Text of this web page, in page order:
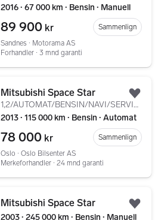
2016 ∙ 67 000 km ∙ Bensin ∙ Manuell
89 900 kr
Sammenlign
Sandnes ∙ Motorama AS
Forhandler ∙ 3 mnd garanti
Mitsubishi Space Star
1,2/AUTOMAT/BENSIN/NAVI/SERVICE/EU2027/KEYLESS GO/+++
2013 ∙ 115 000 km ∙ Bensin ∙ Automat
78 000 kr
Sammenlign
Oslo ∙ Oslo Bilsenter AS
Merkeforhandler ∙ 24 mnd garanti
Mitsubishi Space Star
2003 ∙ 245 000 km ∙ Bensin ∙ Manuell